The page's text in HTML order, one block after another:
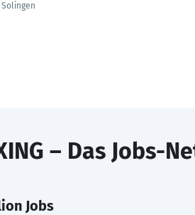
Solingen
– Das Jobs-
Jobs